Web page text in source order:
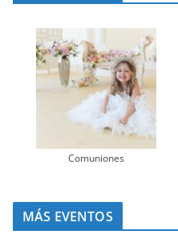
Comuniones
MÁS EVENTOS